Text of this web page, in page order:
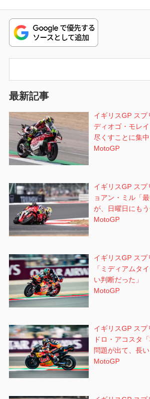
ビ
ゲ
ー
ン
稿:
最新記事
イギリスGP ス
ディオゴ・モレ
尽くすことに集中
MotoGP
イギリスGP ス
ョアン・ミル「
が、日曜日にも
MotoGP
イギリスGP ス
「ミディアムタ
い判断だった」
MotoGP
イギリスGP ス
ドロ・アコスタ
問題が出て、長
MotoGP